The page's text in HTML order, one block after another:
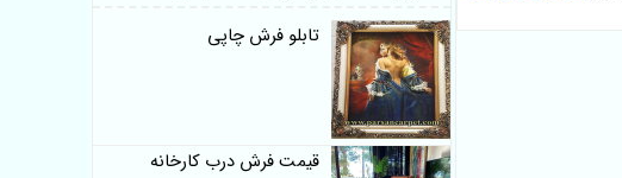
تابلو فرش چاپی
قیمت فرش درب کارخانه